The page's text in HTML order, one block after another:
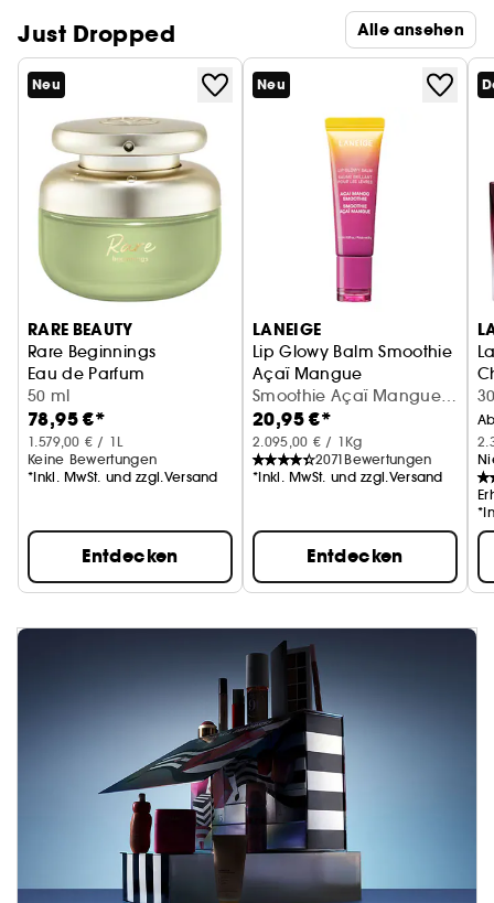
Just Dropped Alle ansehen
Neu
RARE BEAUTY
Rare Beginnings
Eau de Parfum
50 ml
78,95 €*
1.579,00 € / 1L
Keine Bewertungen
*Inkl. MwSt. und zzgl.Versand
Entdecken
Neu
LANEIGE
Lip Glowy Balm Smoothie
Açaï Mangue
Feuchtigkeitsspendender
Smoothie Açaï Mangue
(10 g)
20,95 €*
2.095,00 € / 1Kg
2071 Bewertungen
*Inkl. MwSt. und zzgl.Versand
Entdecken